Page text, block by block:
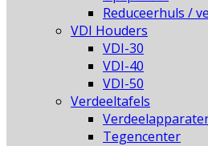
Reduceerhuls /
VDI Houders
VDI-30
VDI-40
VDI-50
Verdeeltafels
Tegencenter